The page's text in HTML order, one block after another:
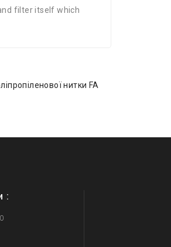
filter itself which
нитки FA
: